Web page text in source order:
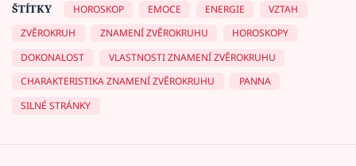
ŠTÍTKY
HOROSKOP EMOCE ENERGIE
VZTAH
ZVĚROKRUH
ZNAMENÍ ZVĚROKRUHU
HOROSKOPY
DOKONALOST
VLASTNOSTI ZNAMENÍ ZVĚROKRUHU
CHARAKTERISTIKA ZNAMENÍ ZVĚROKRUHU
PANNA
SILNÉ STRÁNKY